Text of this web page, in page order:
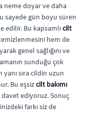
neme doyar ve daha
sayede gün boyu süren
edilir. Bu kapsamlıcilt
hem de
genel sağlığını ve
sunduğu çok
sıra cildin uzun
Bu eşsizcilt bakımı
ediyoruz. Sonuç
farkı siz de